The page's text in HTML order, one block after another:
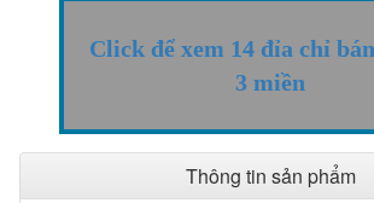
Click để xem 14 đỉa chỉ
3 miền
Thông tin sản phẩm